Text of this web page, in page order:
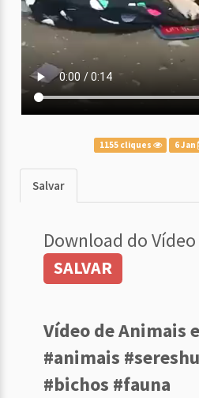
1155 cliques 6 Jan
Salvar
Download do Vídeo
SALVAR
Vídeo de Animais
#animais
#bichos #fauna